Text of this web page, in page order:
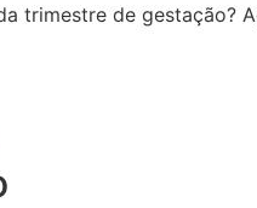
trimestre de gestação?